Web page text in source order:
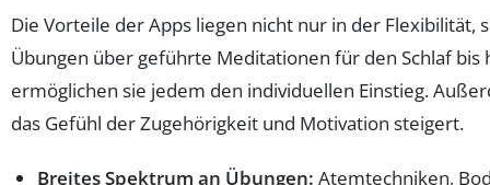
Die Vorteile der Apps liegen nicht nur in der
Übungen über geführte Meditationen für den Schlaf
ermöglichen sie jedem den individuellen Einstieg.
das Gefühl der Zugehörigkeit und Motivation steigert.
Breites Spektrum an Übungen: Atemtechniken,